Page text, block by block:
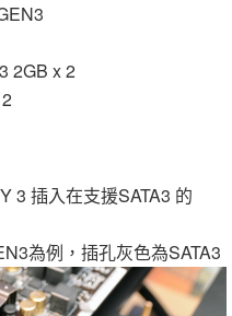
2GB x 2
3 插入在支援SATA3 的
為例，插孔灰色為SATA3